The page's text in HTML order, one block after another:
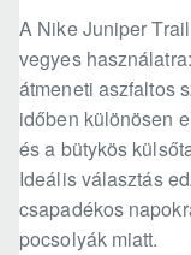
A Nike Juniper
vegyes
átmeneti aszfaltos
időben különösen
és a bütykös
Ideális választás
csapadékos
pocsolyák miatt.